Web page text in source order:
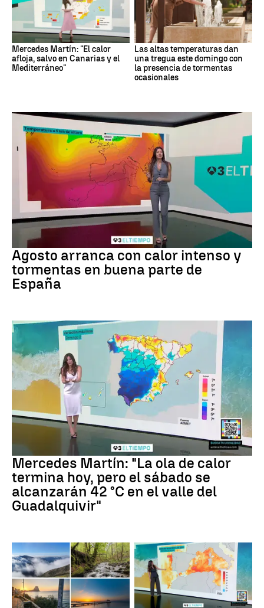
Mercedes Martín: "El calor
afloja, salvo en Canarias y el
Mediterráneo"
Las altas temperaturas dan
una tregua este domingo con
la presencia de tormentas
ocasionales
Tiempo
Agosto arranca con calor intenso y
tormentas en buena parte de
España
La previsión
Mercedes Martín: "La ola de calor
termina hoy, pero el sábado se
alcanzarán 42 °C en el valle del
Guadalquivir"
Tus imágenes Mares